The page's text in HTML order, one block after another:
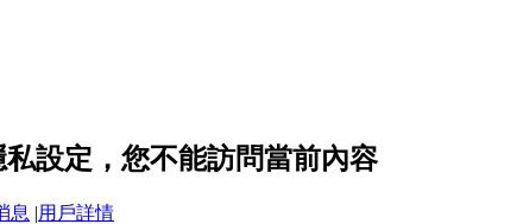
設定，您不能訪問當前內容
息 |用戶詳情